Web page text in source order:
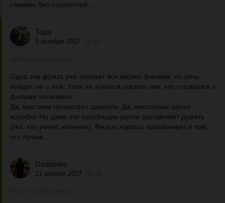
главное без пошлостей....
Тора
5 октября 2017
Одна эта фраза уже окупает все косяки фильма, но речь
пойдёт не о ней. Хотя её хочется сказать тем, кто отозвался о
фильме негативно.
Да, местами провисают диалоги. Да, некоторые шутки
коробят. Но даже эти коробящие шутки заставляют думать
(тех, кто умеет, конечно). Фильм хорошо напоминает о том,
что лучше...
Distarneo
21 апреля 2017